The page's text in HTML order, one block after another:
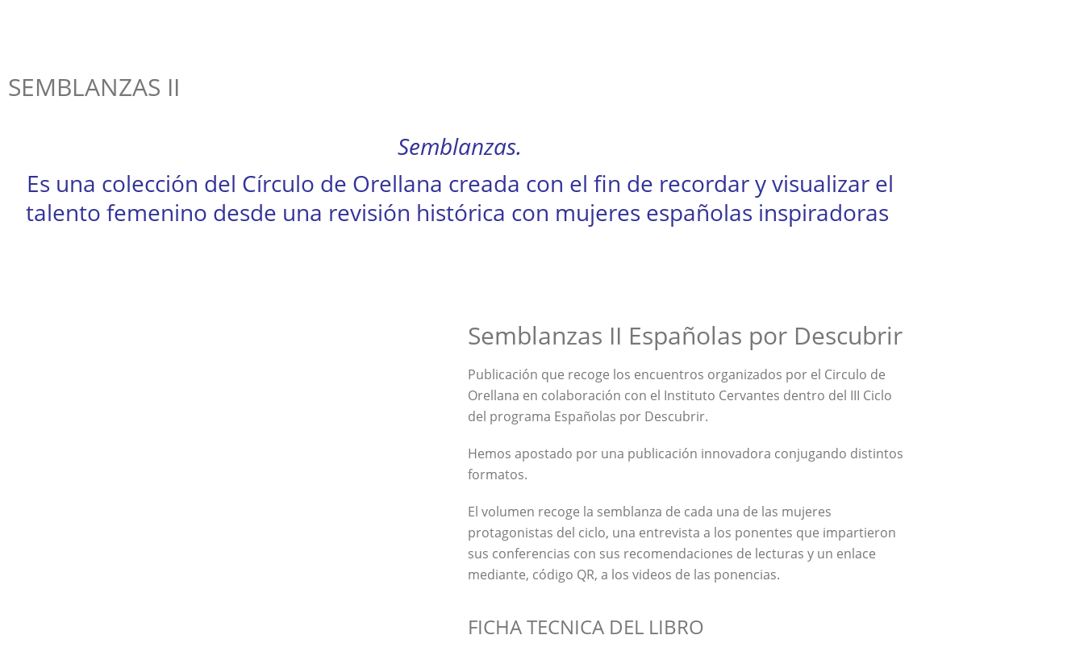
SEMBLANZAS II
Semblanzas.
Es una colección del Círculo de Orellana creada con el fin de recordar y visualizar el
talento femenino desde una revisión histórica con mujeres españolas inspiradoras
Semblanzas II Españolas por Descubrir
Publicación que recoge los encuentros organizados por el Circulo de
Orellana en colaboración con el Instituto Cervantes dentro del III Ciclo
del programa Españolas por Descubrir.
Hemos apostado por una publicación innovadora conjugando distintos
formatos.
El volumen recoge la semblanza de cada una de las mujeres
protagonistas del ciclo, una entrevista a los ponentes que impartieron
sus conferencias con sus recomendaciones de lecturas y un enlace
mediante, código QR, a los videos de las ponencias.
FICHA TECNICA DEL LIBRO